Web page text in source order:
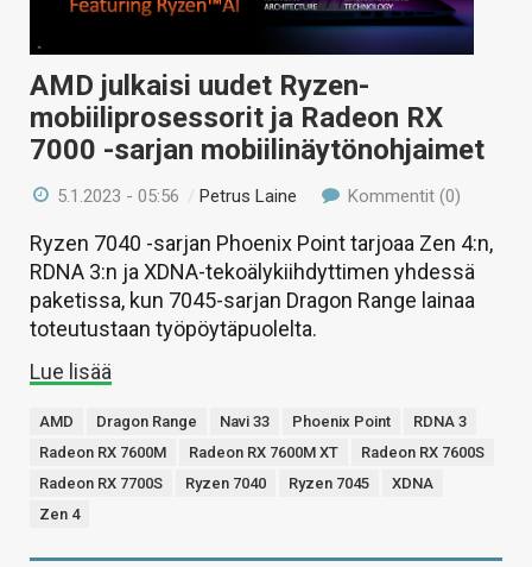
HAKU
AMD julkaisi uudet Ryzen-
mobiiliprosessorit ja Radeon RX
7000 -sarjan mobiilinäytönohjaimet
5.1.2023 - 05:56 /Petrus Laine Kommentit (0)
Ryzen 7040 -sarjan Phoenix Point tarjoaa Zen 4:n,
RDNA 3:n ja XDNA-tekoälykiihdyttimen yhdessä
paketissa, kun 7045-sarjan Dragon Range lainaa
toteutustaan työpöytäpuolelta.
Lue lisää
AMD Dragon Range Navi 33 Phoenix Point
RDNA 3
Radeon RX 7600M
Radeon RX 7600M XT
Radeon RX 7600S
Radeon RX 7700S
Ryzen 7040 Ryzen 7045
XDNA
Zen 4